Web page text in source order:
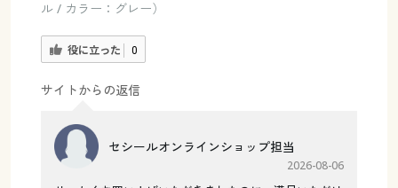
ル / カラー：グレー）
役に立った 0
サイトからの返信
セシールオンラインショップ担当
2026-08-06